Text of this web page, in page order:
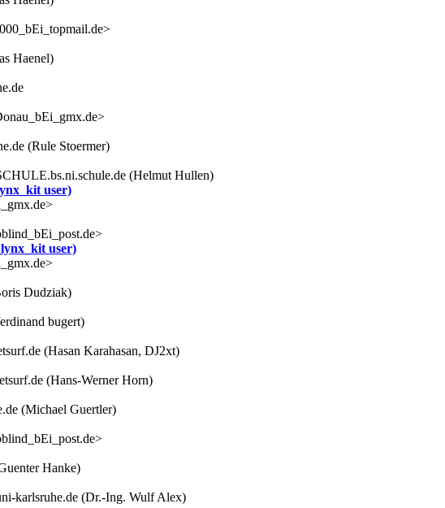
Haenel)
(Rule Stoermer)
(Helmut Hullen)
user)
user)
Dudziak)
bugert)
(Hasan Karahasan, DJ2xt)
(Hans-Werner Horn)
(Michael Guertler)
Hanke)
karlsruhe.de (Dr.-Ing. Wulf Alex)